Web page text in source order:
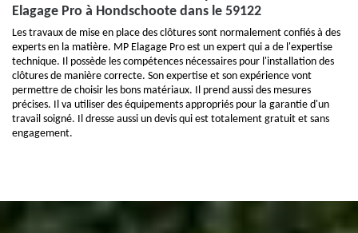
Elagage Pro à Hondschoote dans le 59122
Les travaux de mise en place des clôtures sont normalement confiés à des
experts en la matière. MP Elagage Pro est un expert qui a de l'expertise
technique. Il possède les compétences nécessaires pour l'installation des
clôtures de manière correcte. Son expertise et son expérience vont
permettre de choisir les bons matériaux. Il prend aussi des mesures
précises. Il va utiliser des équipements appropriés pour la garantie d'un
travail soigné. Il dresse aussi un devis qui est totalement gratuit et sans
engagement.